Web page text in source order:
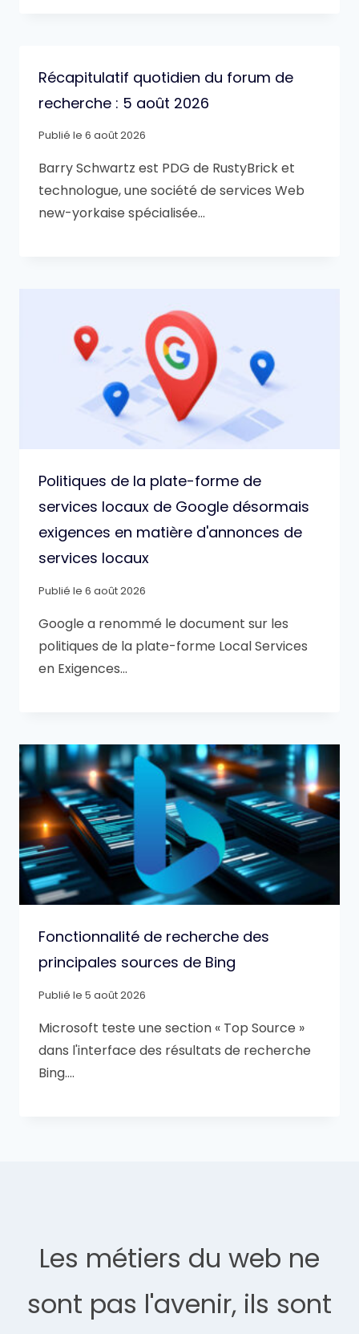
Récapitulatif quotidien du forum de
recherche : 5 août 2026
Publié le 6 août 2026
Barry Schwartz est PDG de RustyBrick et
technologue, une société de services Web
new-yorkaise spécialisée…
Politiques de la plate-forme de
services locaux de Google désormais
exigences en matière d'annonces de
services locaux
Publié le 6 août 2026
Google a renommé le document sur les
politiques de la plate-forme Local Services
en Exigences…
Fonctionnalité de recherche des
principales sources de Bing
Publié le 5 août 2026
Microsoft teste une section « Top Source »
dans l'interface des résultats de recherche
Bing….
Les métiers du web ne
sont pas l'avenir, ils sont